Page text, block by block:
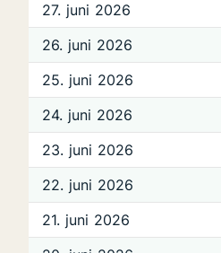
27. juni 2026
26. juni 2026
25. juni 2026
24. juni 2026
23. juni 2026
22. juni 2026
21. juni 2026